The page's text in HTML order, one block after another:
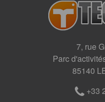
7, rue
Parc
85140
+33